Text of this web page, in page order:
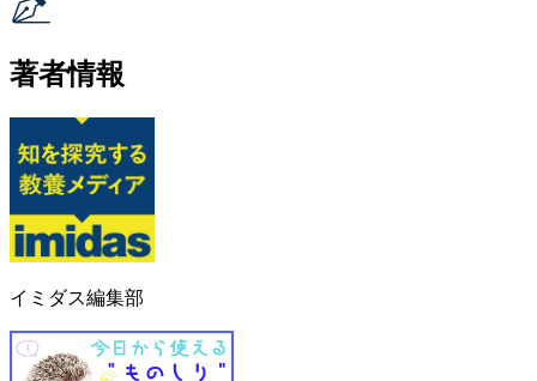
著者情報
イミダス編集部